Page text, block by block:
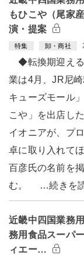
もひこや（尾家
演・提案
特集 卸・商社
◆転換期迎え
業は4月、JR尼
キューズモール
こや」を出店し
イオニアが、プ
卓に取り入れて
百彦氏の名前を
む。 …続きを
近畿中四国業務
務用食品スーパ
ィエー…